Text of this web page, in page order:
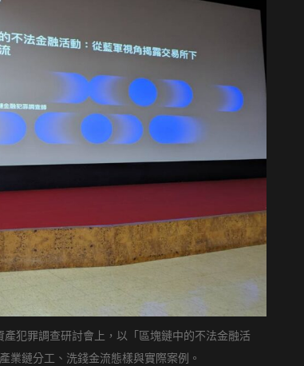
犯罪調查研討會上，以「區塊鏈中的不法金融活
業鏈分工、洗錢金流態樣與實際案例。